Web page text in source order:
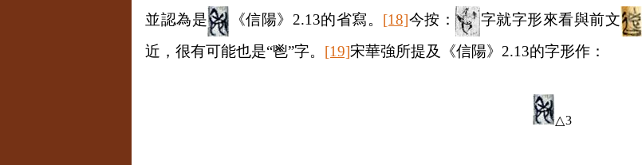
並認為是
《信陽》 2.13的省寫。 [18]今按： 字就字形來看與前文
近，很有可能也是“鬯”字。 [19]宋華強所提及《信陽》 2.13的字形作：
△3